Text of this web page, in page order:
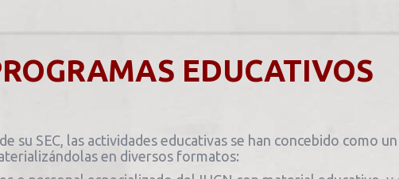
EDUCATIVOS
su SEC, las actividades educativas se han concebido como
en diversos formatos: